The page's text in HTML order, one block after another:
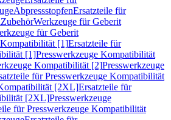
AbpressstopfenErsatzteile für
ZubehörWerkzeuge für Geberit
für Geberit
[1]Ersatzteile für
[1]Presswerkzeuge Kompatibilität
Kompatibilität [2]Presswerkzeuge
für Presswerkzeuge Kompatibilität
[2XL]Ersatzteile für
[2XL]Presswerkzeuge
für Presswerkzeuge Kompatibilität